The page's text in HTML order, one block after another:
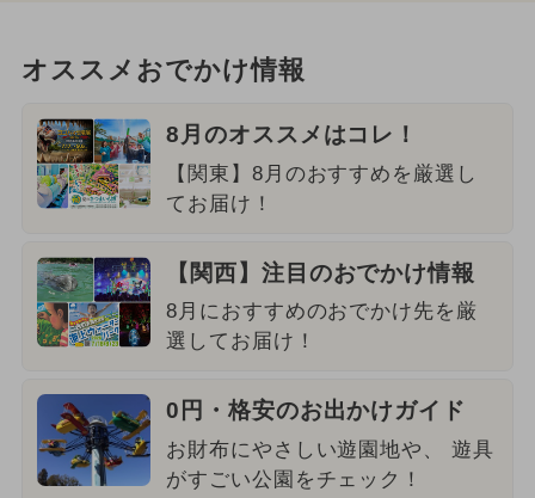
オススメおでかけ情報
8月のオススメはコレ！
【関東】8月のおすすめを厳選し
てお届け！
【関西】注目のおでかけ情報
8月におすすめのおでかけ先を厳
選してお届け！
0円・格安のお出かけガイド
お財布にやさしい遊園地や、 遊具
がすごい公園をチェック！